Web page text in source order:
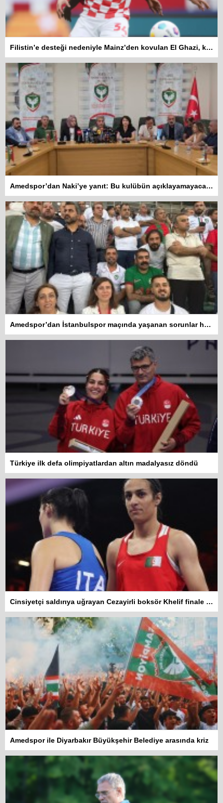
Filistin’e desteği nedeniyle Mainz’den kovulan El Ghazi, kazandığı tazminattan Gazzeli çocuklara bağış yapacak
Amedspor’dan Naki’ye yanıt: Bu kulübün açıklayamayacağı hiçbir tasarrufu yoktur
Amedspor’dan İstanbulspor maçında yaşanan sorunlar hakkında açıklama
Türkiye ilk defa olimpiyatlardan altın madalyasız döndü
Cinsiyetçi saldırıya uğrayan Cezayirli boksör Khelif finale yükseldi
Amedspor ile Diyarbakır Büyükşehir Belediye arasında kriz